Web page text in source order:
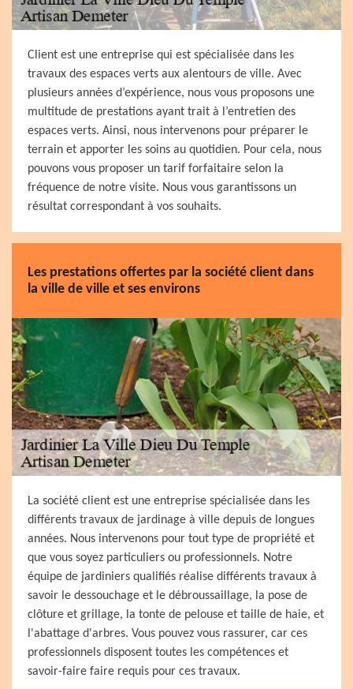
Client est une entreprise qui est spécialisée dans les
travaux des espaces verts aux alentours de ville. Avec
plusieurs années d’expérience, nous vous proposons une
multitude de prestations ayant trait à l’entretien des
espaces verts. Ainsi, nous intervenons pour préparer le
terrain et apporter les soins au quotidien. Pour cela, nous
pouvons vous proposer un tarif forfaitaire selon la
fréquence de notre visite. Nous vous garantissons un
résultat correspondant à vos souhaits.
Les prestations offertes par la société client dans
la ville de ville et ses environs
La société client est une entreprise spécialisée dans les
différents travaux de jardinage à ville depuis de longues
années. Nous intervenons pour tout type de propriété et
que vous soyez particuliers ou professionnels. Notre
équipe de jardiniers qualifiés réalise différents travaux à
savoir le dessouchage et le débroussaillage, la pose de
clôture et grillage, la tonte de pelouse et taille de haie, et
l'abattage d'arbres. Vous pouvez vous rassurer, car ces
professionnels disposent toutes les compétences et
savoir-faire faire requis pour ces travaux.